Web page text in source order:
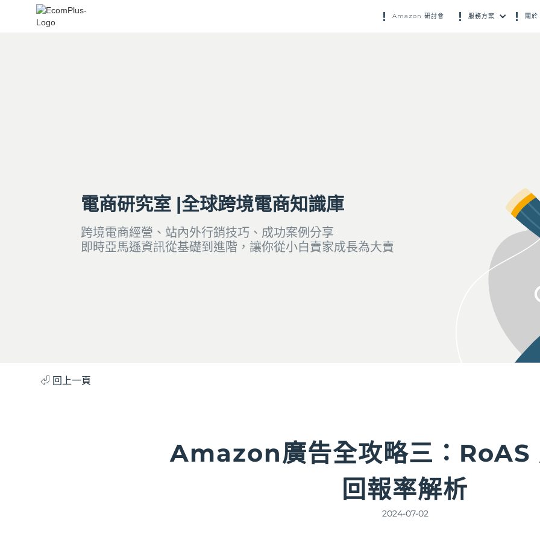
Amazon 研討會 服務方案 關
電商研究室 |全球跨境電商知識庫
跨境電商經營、站內外行銷技巧、成功案例分享
即時亞馬遜資訊從基礎到進階，讓你從小白賣家成長為大賣
⏎ 回上一頁
Amazon廣告全攻略三：RoAS
回報率解析
2024-07-02